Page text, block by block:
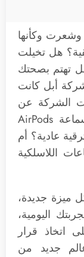
وكأنها
هل تخيلت
تهتم بصحتك
أبل كانت
الشركة عن
الجيل الثالث من سماعاتها الرائدة سماعة AirPods
عادية؟ أم
اللاسلكية
ميزة جديدة،
اليومية،
اتخاذ قرار
جديد من